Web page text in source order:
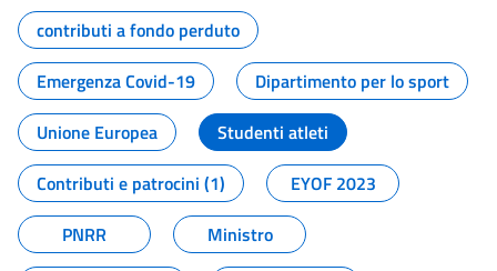
contributi a fondo perduto
Emergenza Covid-19
Dipartimento per lo sport
Unione Europea
Studenti atleti
Contributi e patrocini (1)
EYOF 2023
PNRR
Ministro